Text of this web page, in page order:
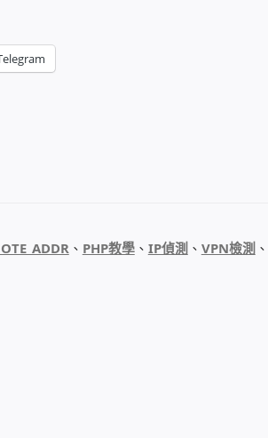
、 PHP教學、 IP偵測、 VPN檢測、